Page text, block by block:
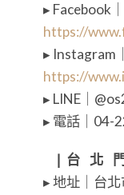
▸ Facebook｜
https://
▸ Instagram｜
https://
▸ LINE｜
▸ 電話｜04-
⠀❘ 台⠀北⠀
▸ 地址｜台